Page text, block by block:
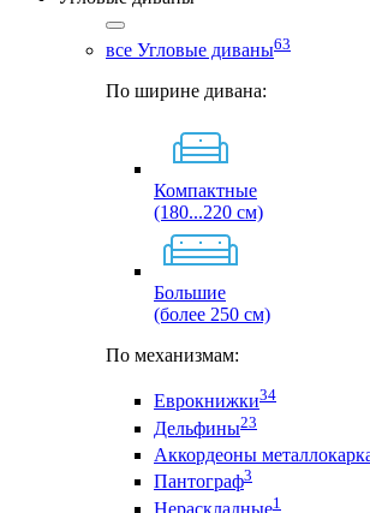
все Угловые диваны63
По ширине дивана:
Компактные
(180...220 см)
Большие
(более 250 см)
По механизмам:
Еврокнижки34
Дельфины23
Аккордеоны
Пантограф3
Нераскладные1